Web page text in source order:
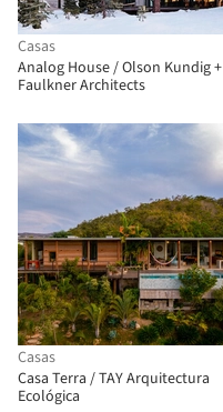
Casas
Analog House / Olson Kundig +
Faulkner Architects
Casas
Casa Terra / TAY Arquitectura
Ecológica